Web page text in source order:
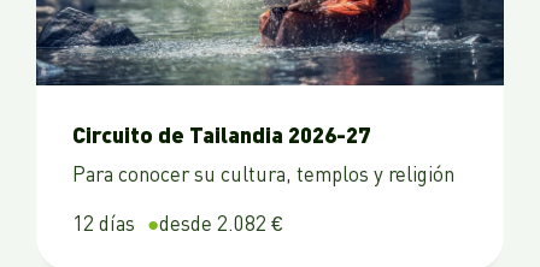
Circuito de Tailandia 2026-27
Para conocer su cultura, templos y religión
12 días
desde 2.082 €